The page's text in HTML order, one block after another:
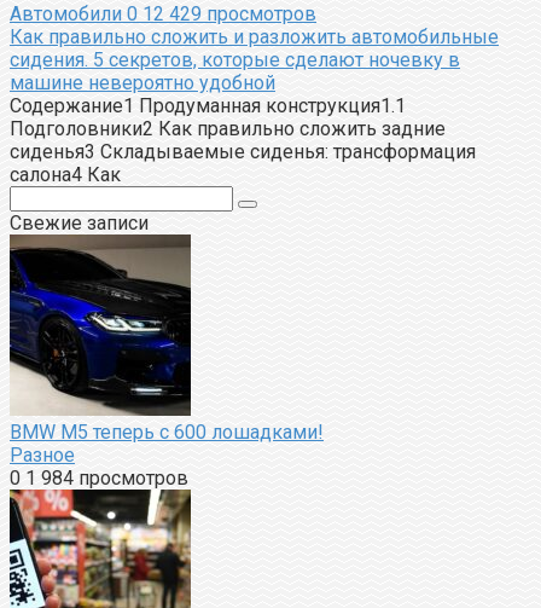
Автомобили 0 12 429 просмотров
Как правильно сложить и разложить автомобильные
сидения. 5 секретов, которые сделают ночевку в
машине невероятно удобной
Содержание1 Продуманная конструкция1.1
Подголовники2 Как правильно сложить задние
сиденья3 Складываемые сиденья: трансформация
салона4 Как
Свежие записи
BMW M5 теперь с 600 лошадками!
Разное
0 1 984 просмотров